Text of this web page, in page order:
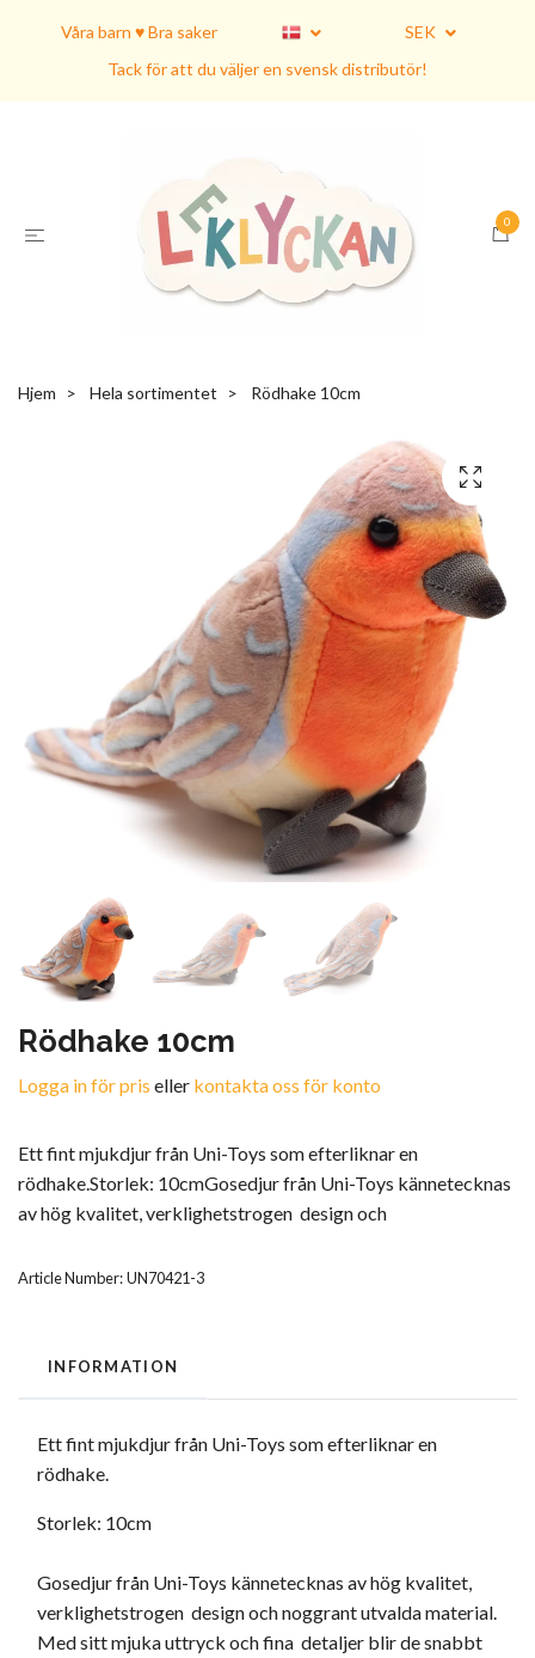
Våra barn ♥ Bra saker
SEK
Tack för att du väljer en svensk distributör!
0
Hjem Hela sortimentet Rödhake 10cm
Rödhake 10cm
Logga in för pris eller kontakta oss för konto
Ett fint mjukdjur från Uni-Toys som efterliknar en
rödhake.Storlek: 10cmGosedjur från Uni-Toys kännetecknas
av hög kvalitet, verklighetstrogen design och
Article Number:UN70421-3
INFORMATION
Ett fint mjukdjur från Uni-Toys som efterliknar en
rödhake.
Storlek: 10cm
Gosedjur från Uni-Toys kännetecknas av hög kvalitet,
verklighetstrogen design och noggrant utvalda material.
Med sitt mjuka uttryck och fina detaljer blir de snabbt